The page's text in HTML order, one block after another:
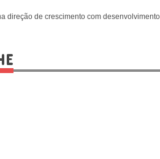
direção de crescimento com